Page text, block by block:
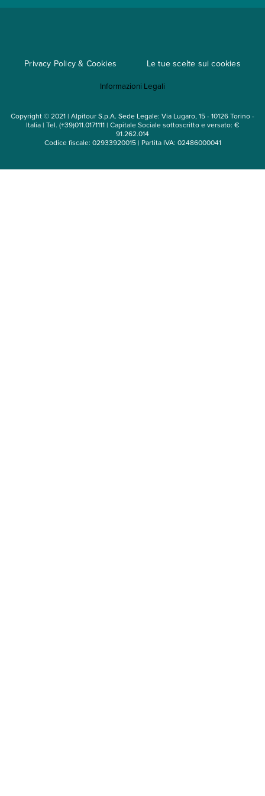
Mappa del sito
Privacy Policy & Cookies Le tue scelte sui cookies
Informazioni Legali
Copyright © 2021 | Alpitour S.p.A. Sede Legale: Via Lugaro, 15 - 10126 Torino -
Italia | Tel. (+39)011.0171111 | Capitale Sociale sottoscritto e versato: €
91.262.014
Codice fiscale: 02933920015 | Partita IVA: 02486000041